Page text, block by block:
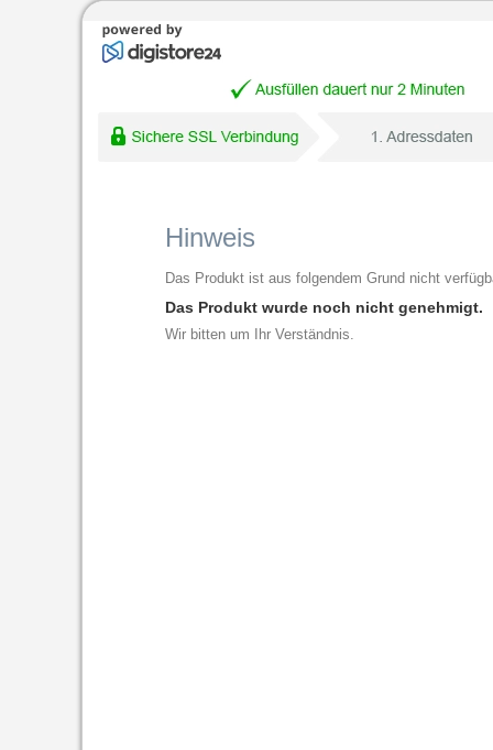
Hinweis
Das Produkt ist aus folgendem Grund nicht
Das Produkt wurde noch nicht genehmigt.
Wir bitten um Ihr Verständnis.